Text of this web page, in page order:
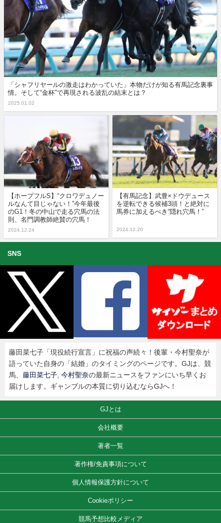
「シャフリヤールの激走はわかっていた」本物だけが知る有馬記念裏事
情。そして“金杯”で再現される波乱の結末とは？
2025.01.02
【ホープフルS】“クロワデュノー
ルなんて目じゃない！”今年最後
のG1！冬の中山で走る穴馬の法
則、名門調教師絶賛の穴馬！
2024.12.24
【有馬記念】武豊×ドウデュース
を逆転できる候補3頭！と絶対に
馬券に加えるべき“隠れ穴馬！”
2024.12.20
SNS
藤田菜七子「現役続行宣言」に祝福の声続々！後輩・今村聖奈が
語っていた自身の「結婚」のタイミングのページです。GJは、競
馬、 藤田菜七子, 今村聖奈の最新ニュースをファンにいち早くお
届けします。ギャンブルの本質に切り込むならGJへ！
GJとは
会社概要
著者一覧
著作権/免責事項について
個人情報保護方針について
Cookieポリシー
競馬予想比較メディア